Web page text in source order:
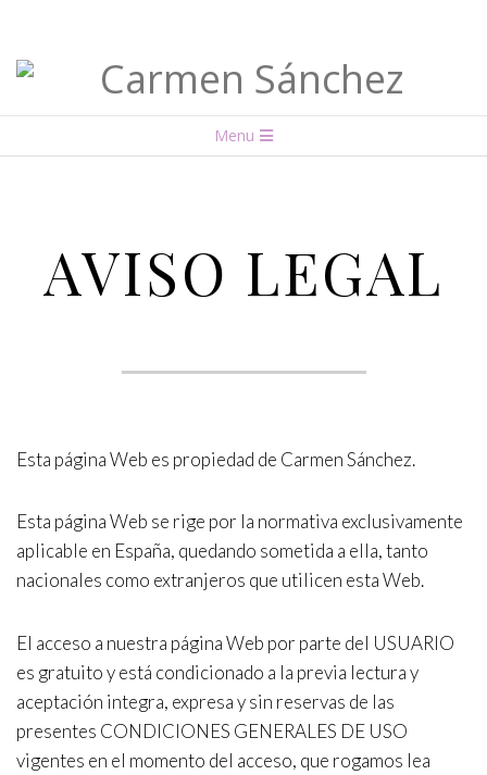
Carmen
Sánchez Menu
AVISO LEGAL
Esta página Web es propiedad de Carmen Sánchez.
Esta página Web se rige por la normativa exclusivamente
aplicable en España, quedando sometida a ella, tanto
nacionales como extranjeros que utilicen esta Web.
El acceso a nuestra página Web por parte del USUARIO
es gratuito y está condicionado a la previa lectura y
aceptación integra, expresa y sin reservas de las
presentes CONDICIONES GENERALES DE USO
vigentes en el momento del acceso, que rogamos lea